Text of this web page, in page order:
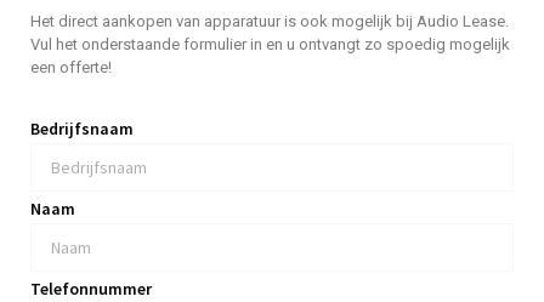
Het direct aankopen van apparatuur is ook mogelijk bij Audio Lease.
Vul het onderstaande formulier in en u ontvangt zo spoedig mogelijk
een offerte!
Bedrijfsnaam
Naam
Telefonnummer